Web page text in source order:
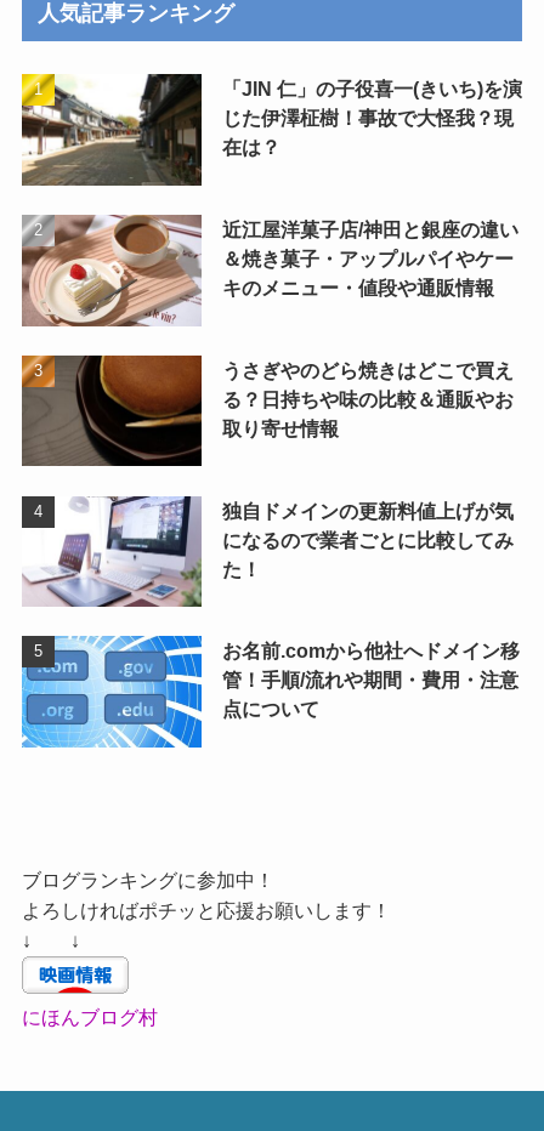
ー
人気記事ランキング
「JIN 仁」の子役喜一(きいち)を演
じた伊澤柾樹！事故で大怪我？現
在は？
近江屋洋菓子店/神田と銀座の違い
＆焼き菓子・アップルパイやケー
キのメニュー・値段や通販情報
うさぎやのどら焼きはどこで買え
る？日持ちや味の比較＆通販やお
取り寄せ情報
独自ドメインの更新料値上げが気
になるので業者ごとに比較してみ
た！
お名前.comから他社へドメイン移
管！手順/流れや期間・費用・注意
点について
ブログランキングに参加中！
よろしければポチッと応援お願いします！
↓ ↓
にほんブログ村